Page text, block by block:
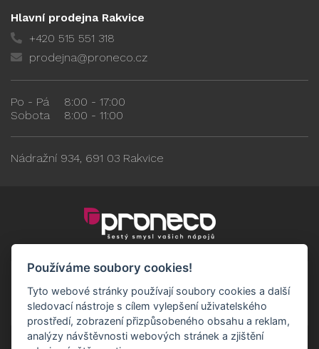
Hlavní prodejna Rakvice
+420 515 551 318
prodejna@proneco.cz
Po - Pá
8:00 - 17:00
Sobota
8:00 - 11:00
Nádražní 934, 691 03 Rakvice
Používáme soubory cookies!
Tyto webové stránky používají soubory cookies a další
sledovací nástroje s cílem vylepšení uživatelského
prostředí, zobrazení přizpůsobeného obsahu a reklam,
analýzy návštěvnosti webových stránek a zjištění